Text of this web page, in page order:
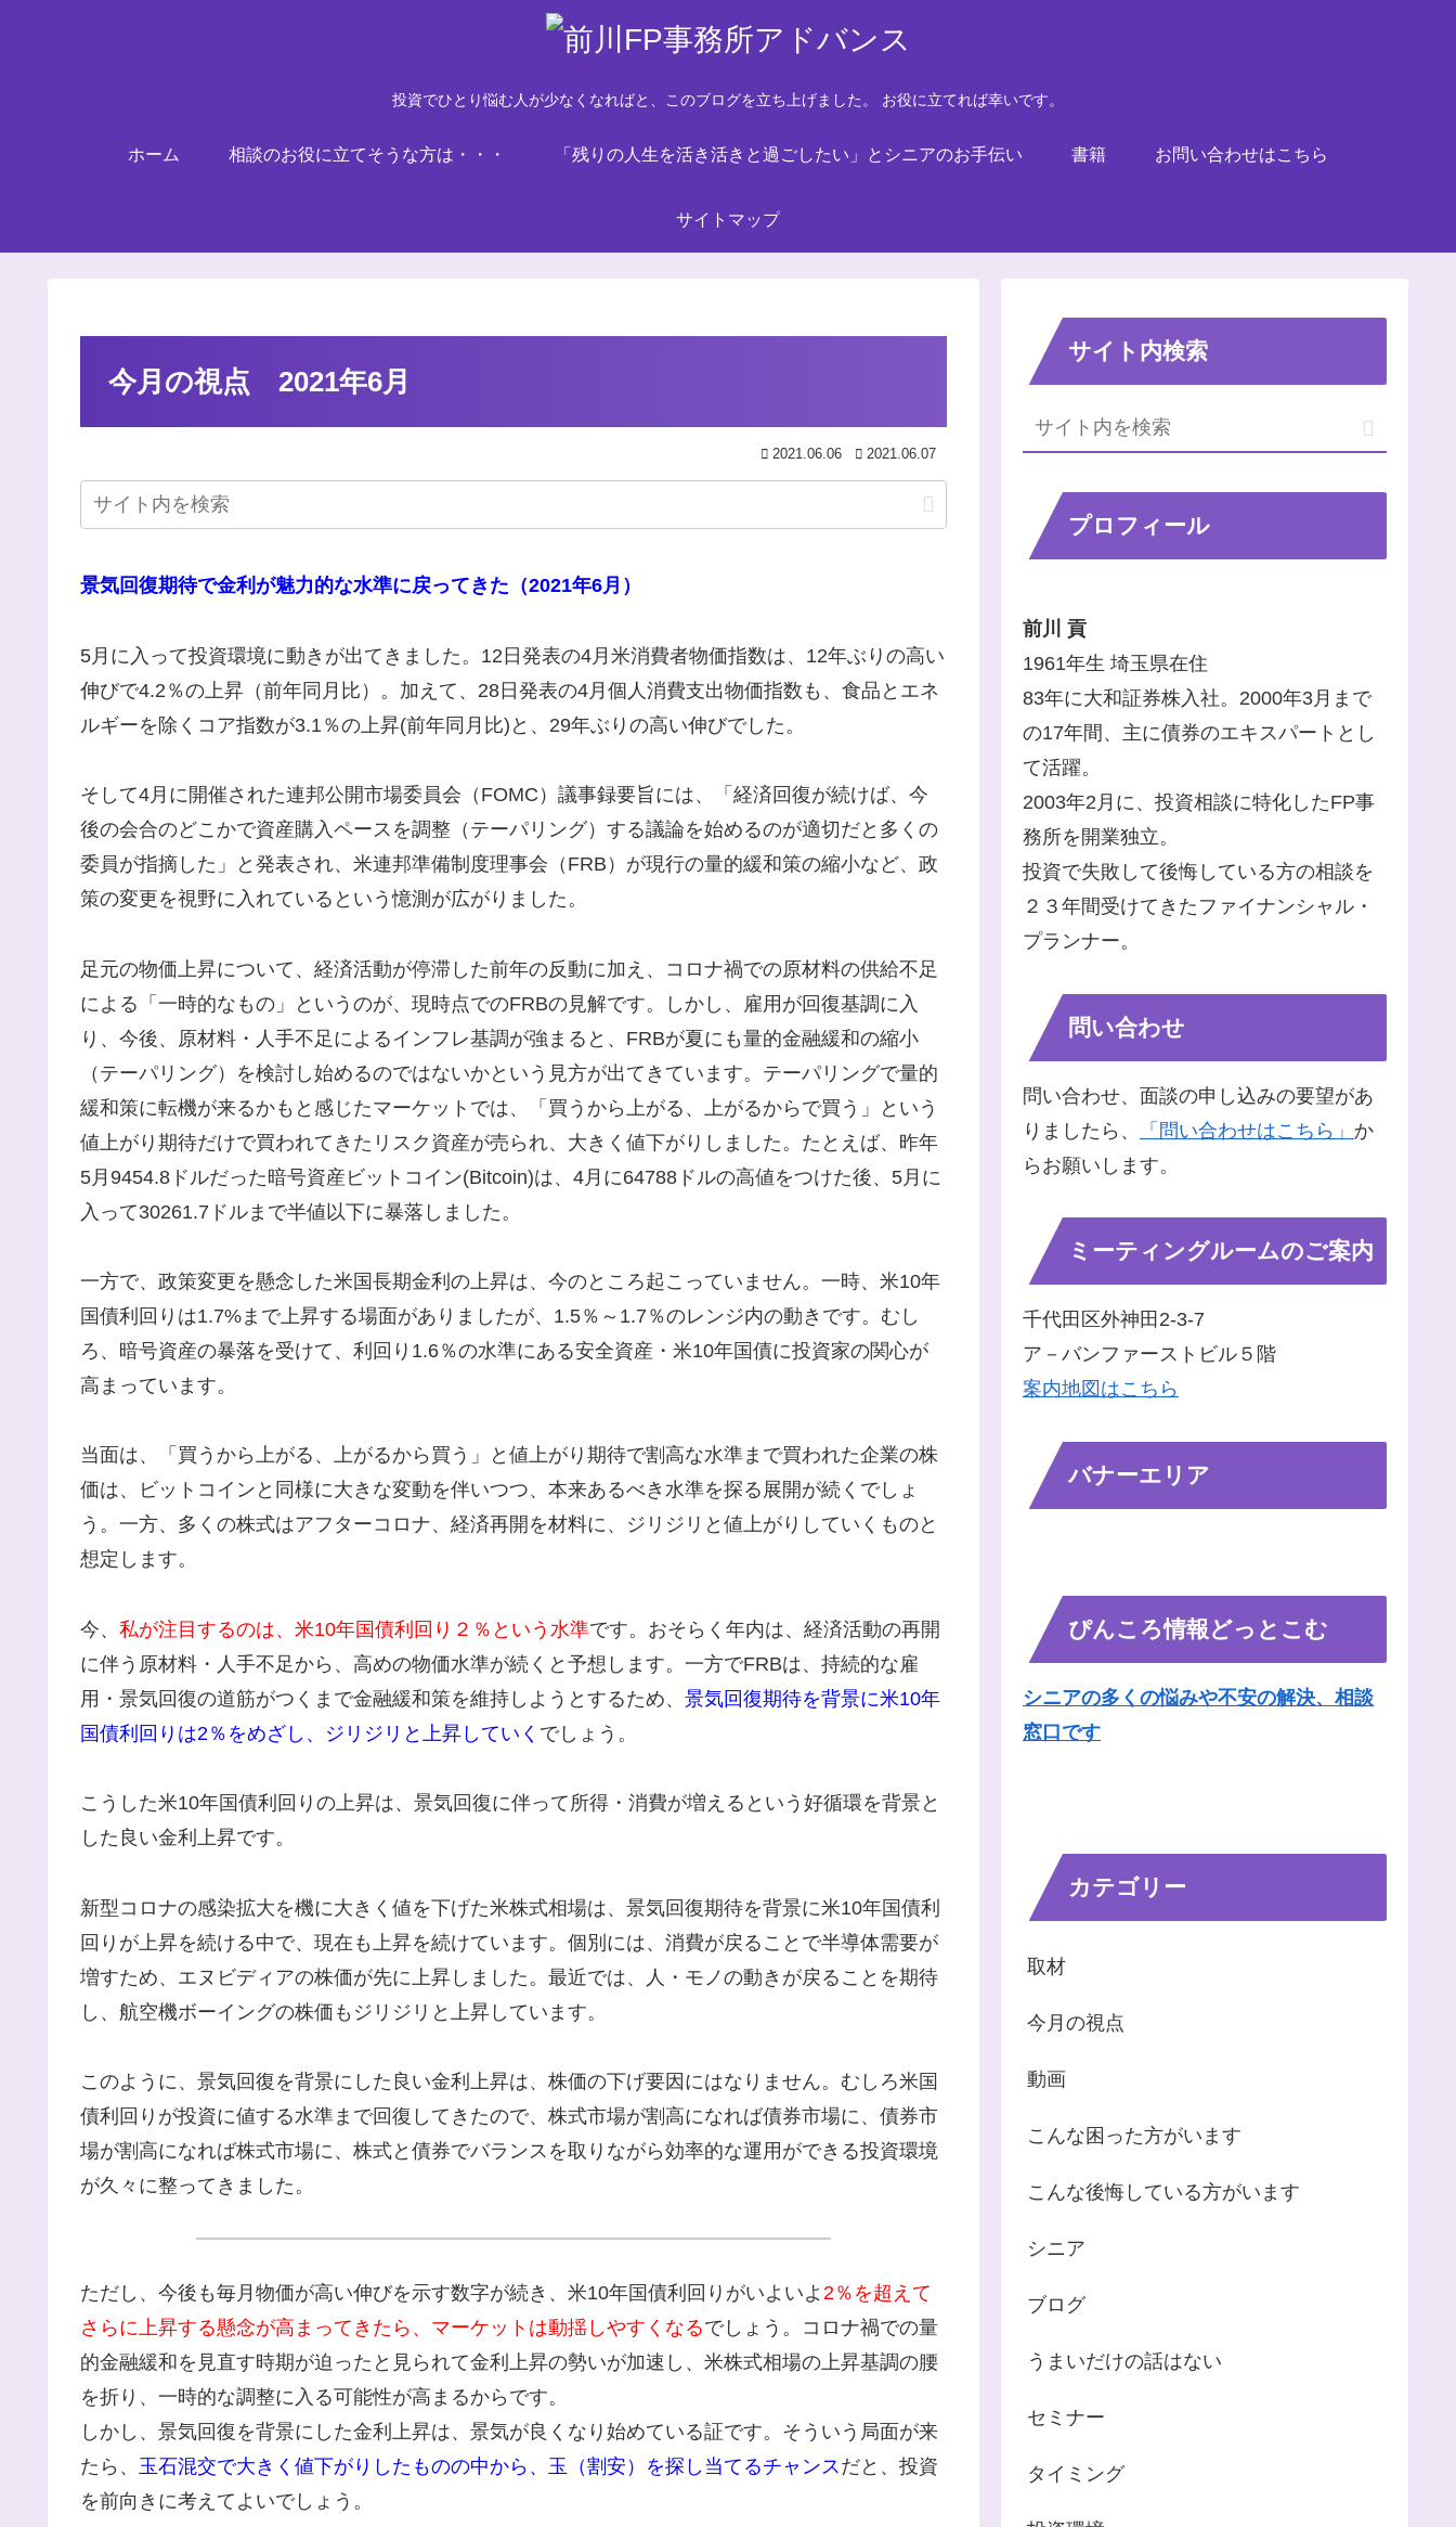
投資でひとり悩む人が少なくなればと、このブログを立ち上げました。 お役に立てれば幸いです。
ホーム 相談のお役に立てそうな方は・・・ 「残りの人生を活き活きと過ごしたい」とシニアのお手伝い 書籍 お問い合わせはこちら
サイトマップ
今月の視点 2021年6月
2021.06.06 2021.06.07
景気回復期待で金利が魅力的な水準に戻ってきた（2021年6月）
5月に入って投資環境に動きが出てきました。12日発表の4月米消費者物価指数は、12年ぶりの高い
伸びで4.2％の上昇（前年同月比）。加えて、28日発表の4月個人消費支出物価指数も、食品とエネ
ルギーを除くコア指数が3.1％の上昇(前年同月比)と、29年ぶりの高い伸びでした。
そして4月に開催された連邦公開市場委員会（FOMC）議事録要旨には、「経済回復が続けば、今
後の会合のどこかで資産購入ペースを調整（テーパリング）する議論を始めるのが適切だと多くの
委員が指摘した」と発表され、米連邦準備制度理事会（FRB）が現行の量的緩和策の縮小など、政
策の変更を視野に入れているという憶測が広がりました。
足元の物価上昇について、経済活動が停滞した前年の反動に加え、コロナ禍での原材料の供給不足
による「一時的なもの」というのが、現時点でのFRBの見解です。しかし、雇用が回復基調に入
り、今後、原材料・人手不足によるインフレ基調が強まると、FRBが夏にも量的金融緩和の縮小
（テーパリング）を検討し始めるのではないかという見方が出てきています。テーパリングで量的
緩和策に転機が来るかもと感じたマーケットでは、「買うから上がる、上がるからで買う」という
値上がり期待だけで買われてきたリスク資産が売られ、大きく値下がりしました。たとえば、昨年
5月9454.8ドルだった暗号資産ビットコイン(Bitcoin)は、4月に64788ドルの高値をつけた後、5月に
入って30261.7ドルまで半値以下に暴落しました。
一方で、政策変更を懸念した米国長期金利の上昇は、今のところ起こっていません。一時、米10年
国債利回りは1.7%まで上昇する場面がありましたが、1.5％～1.7％のレンジ内の動きです。むし
ろ、暗号資産の暴落を受けて、利回り1.6％の水準にある安全資産・米10年国債に投資家の関心が
高まっています。
当面は、「買うから上がる、上がるから買う」と値上がり期待で割高な水準まで買われた企業の株
価は、ビットコインと同様に大きな変動を伴いつつ、本来あるべき水準を探る展開が続くでしょ
う。一方、多くの株式はアフターコロナ、経済再開を材料に、ジリジリと値上がりしていくものと
想定します。
今、 私が注目するのは、米10年国債利回り２％という水準です。おそらく年内は、経済活動の再開
に伴う原材料・人手不足から、高めの物価水準が続くと予想します。一方でFRBは、持続的な雇
用・景気回復の道筋がつくまで金融緩和策を維持しようとするため、 景気回復期待を背景に米10年
国債利回りは2％をめざし、ジリジリと上昇していく でしょう。
こうした米10年国債利回りの上昇は、景気回復に伴って所得・消費が増えるという好循環を背景と
した良い金利上昇です。
新型コロナの感染拡大を機に大きく値を下げた米株式相場は、景気回復期待を背景に米10年国債利
回りが上昇を続ける中で、現在も上昇を続けています。個別には、消費が戻ることで半導体需要が
増すため、エヌビディアの株価が先に上昇しました。最近では、人・モノの動きが戻ることを期待
し、航空機ボーイングの株価もジリジリと上昇しています。
このように、景気回復を背景にした良い金利上昇は、株価の下げ要因にはなりません。むしろ米国
債利回りが投資に値する水準まで回復してきたので、株式市場が割高になれば債券市場に、債券市
場が割高になれば株式市場に、株式と債券でバランスを取りながら効率的な運用ができる投資環境
が久々に整ってきました。
ただし、今後も毎月物価が高い伸びを示す数字が続き、米10年国債利回りがいよいよ 2％を超えて
さらに上昇する懸念が高まってきたら、マーケットは動揺しやすくなるでしょう。コロナ禍での量
的金融緩和を見直す時期が迫ったと見られて金利上昇の勢いが加速し、米株式相場の上昇基調の腰
を折り、一時的な調整に入る可能性が高まるからです。
しかし、景気回復を背景にした金利上昇は、景気が良くなり始めている証です。そういう局面が来
たら、 玉石混交で大きく値下がりしたものの中から、玉（割安）を探し当てるチャンス だと、投資
を前向きに考えてよいでしょう。
サイト内検索
プロフィール
前川 貢
1961年生 埼玉県在住
83年に大和証券株入社。2000年3月まで
の17年間、主に債券のエキスパートとし
て活躍。
2003年2月に、投資相談に特化したFP事
務所を開業独立。
投資で失敗して後悔している方の相談を
２３年間受けてきたファイナンシャル・
プランナー。
問い合わせ
問い合わせ、面談の申し込みの要望があ
りましたら、
「問い合わせはこちら」 か
らお願いします。
ミーティングルームのご案内
千代田区外神田2-3-7
ア－バンファーストビル５階
案内地図はこちら
バナーエリア
ぴんころ情報どっとこむ
シニアの多くの悩みや不安の解決、相談
窓口です
カテゴリー
取材
今月の視点
動画
こんな困った方がいます
こんな後悔している方がいます
シニア
ブログ
うまいだけの話はない
セミナー
タイミング